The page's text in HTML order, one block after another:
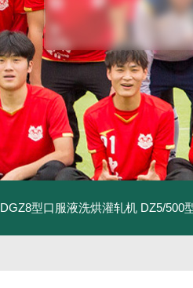
DGZ8型口服液洗烘灌轧机 DZ5/500